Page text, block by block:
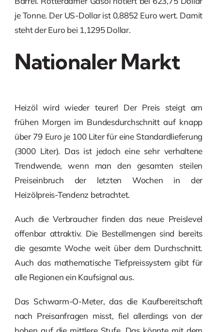
je Tonne. Der US-Dollar ist 0,8852 Euro wert. Damit
steht der Euro bei 1,1295 Dollar.
Nationaler Markt
Heizöl wird wieder teurer! Der Preis steigt am
frühen Morgen im Bundesdurchschnitt auf knapp
über 79 Euro je 100 Liter für eine Standardlieferung
(3000 Liter). Das ist jedoch eine sehr verhaltene
Trendwende, wenn man den gesamten steilen
Preiseinbruch der letzten Wochen in der
Heizölpreis-Tendenz betrachtet.
Auch die Verbraucher finden das neue Preislevel
offenbar attraktiv. Die Bestellmengen sind bereits
die gesamte Woche weit über dem Durchschnitt.
Auch das mathematische Tiefpreissystem gibt für
alle Regionen ein Kaufsignal aus.
Das Schwarm-O-Meter, das die Kaufbereitschaft
nach Preisanfragen misst, fiel allerdings von der